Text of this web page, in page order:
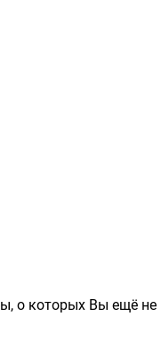
о которых Вы ещё не